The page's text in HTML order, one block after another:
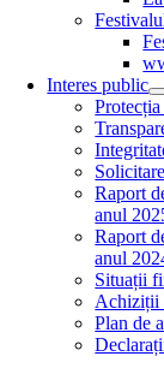
Interes public
Raport
anul
Raport
anul
Situații
Achiziții
Plan de